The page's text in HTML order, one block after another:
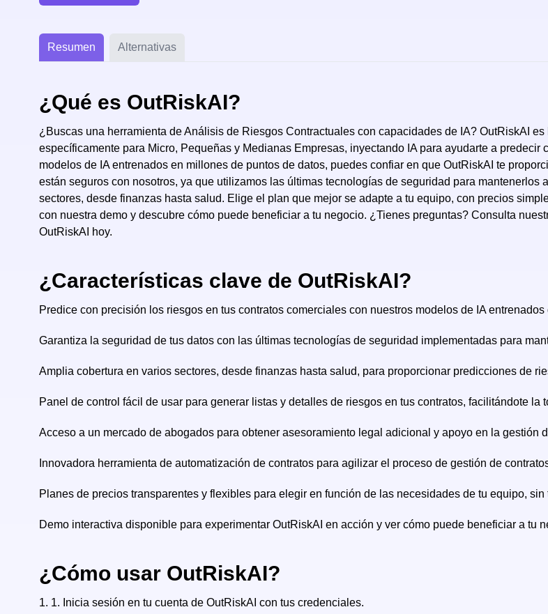
Resumen Alternativas
¿Qué es OutRiskAI?
¿Buscas una herramienta de Análisis de Riesgos Contractuales con capacidades de IA? OutRiskAI
específicamente para Micro, Pequeñas y Medianas Empresas, inyectando IA para ayudarte a
modelos de IA entrenados en millones de puntos de datos, puedes confiar en que OutRiskAI te
están seguros con nosotros, ya que utilizamos las últimas tecnologías de seguridad para
sectores, desde finanzas hasta salud. Elige el plan que mejor se adapte a tu equipo, con precios
con nuestra demo y descubre cómo puede beneficiar a tu negocio. ¿Tienes preguntas? Consulta
OutRiskAI hoy.
¿Características clave de OutRiskAI?
Predice con precisión los riesgos en tus contratos comerciales con nuestros modelos de IA
Garantiza la seguridad de tus datos con las últimas tecnologías de seguridad implementadas para
Amplia cobertura en varios sectores, desde finanzas hasta salud, para proporcionar predicciones de
Panel de control fácil de usar para generar listas y detalles de riesgos en tus contratos, facilitándote la
Acceso a un mercado de abogados para obtener asesoramiento legal adicional y apoyo en la gestión
Innovadora herramienta de automatización de contratos para agilizar el proceso de gestión de
Planes de precios transparentes y flexibles para elegir en función de las necesidades de tu equipo,
Demo interactiva disponible para experimentar OutRiskAI en acción y ver cómo puede beneficiar a tu
¿Cómo usar OutRiskAI?
1. 1. Inicia sesión en tu cuenta de OutRiskAI con tus credenciales.